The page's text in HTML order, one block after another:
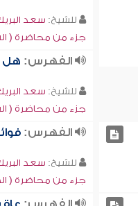
للشيخ: سعد
جزء من محاضرة (
الفهرس: هل
للشيخ: سعد
جزء من محاضرة (
الفهرس:
للشيخ: سعد
جزء من محاضرة (